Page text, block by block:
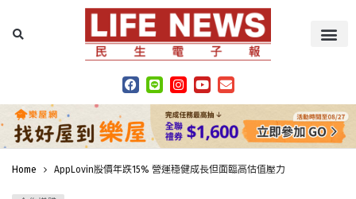
Home AppLovin股價年跌15% 營運穩健成長但面臨高估值壓力